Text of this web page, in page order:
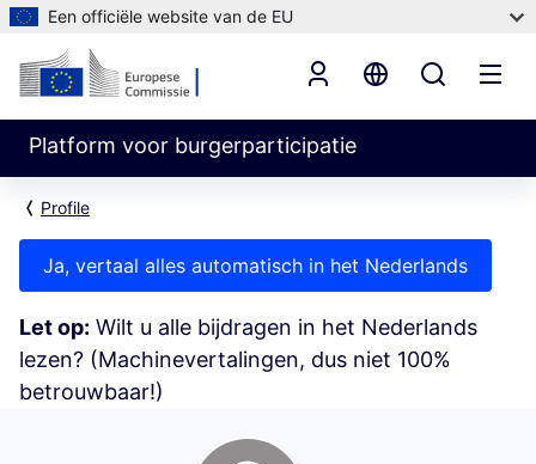
Een officiële website van de EU
Platform voor burgerparticipatie
Profile
Ja, vertaal alles automatisch in het Nederlands
Let op: Wilt u alle bijdragen in het Nederlands
lezen? (Machinevertalingen, dus niet 100%
betrouwbaar!)